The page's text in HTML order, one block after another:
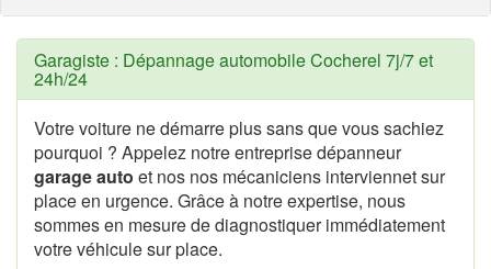
Garagiste : Dépannage automobile Cocherel 7j/7 et
24h/24
Votre voiture ne démarre plus sans que vous sachiez
pourquoi ? Appelez notre entreprise dépanneur
garage auto et nos nos mécaniciens interviennet sur
place en urgence. Grâce à notre expertise, nous
sommes en mesure de diagnostiquer immédiatement
votre véhicule sur place.